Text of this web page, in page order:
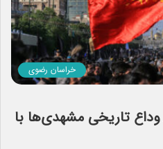
خراسان رضوی
تاریخی مشهدی‌ها با